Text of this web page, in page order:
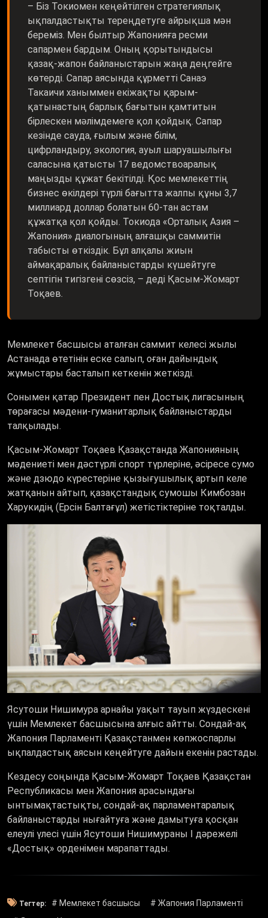
– Біз Токиомен кеңейтілген стратегиялық
ықпалдастықты тереңдетуге айрықша мән
береміз. Мен былтыр Жапонияға ресми
сапармен бардым. Оның қорытындысы
қазақ-жапон байланыстарын жаңа деңгейге
көтерді. Сапар аясында құрметті Санаэ
Такаичи ханыммен екіжақты қарым-
қатынастың барлық бағытын қамтитын
бірлескен мәлімдемеге қол қойдық. Сапар
кезінде сауда, ғылым және білім,
цифрландыру, экология, ауыл шаруашылығы
саласына қатысты 17 ведомствоаралық
маңызды құжат бекітілді. Қос мемлекеттің
бизнес өкілдері түрлі бағытта жалпы құны 3,7
миллиард доллар болатын 60-тан астам
құжатқа қол қойды. Токиода «Орталық Азия –
Жапония» диалогының алғашқы саммитін
табысты өткіздік. Бұл алқалы жиын
аймақаралық байланыстарды күшейтуге
септігін тигізгені сөзсіз, – деді Қасым-Жомарт
Тоқаев.
Мемлекет басшысы аталған саммит келесі жылы
Астанада өтетінін еске салып, оған дайындық
жұмыстары басталып кеткенін жеткізді.
Сонымен қатар Президент пен Достық лигасының
төрағасы мәдени-гуманитарлық байланыстарды
талқылады.
Қасым-Жомарт Тоқаев Қазақстанда Жапонияның
мәдениеті мен дәстүрлі спорт түрлеріне, әсіресе сумо
және дзюдо күрестеріне қызығушылық артып келе
жатқанын айтып, қазақстандық сумошы Кимбозан
Харукидің (Ерсін Балтағұл) жетістіктеріне тоқталды.
Ясутоши Нишимура арнайы уақыт тауып жүздескені
үшін Мемлекет басшысына алғыс айтты. Сондай-ақ
Жапония Парламенті Қазақстанмен көпжоспарлы
ықпалдастық аясын кеңейтуге дайын екенін растады.
Кездесу соңында Қасым-Жомарт Тоқаев Қазақстан
Республикасы мен Жапония арасындағы
ынтымақтастықты, сондай-ақ парламентаралық
байланыстарды нығайтуға және дамытуға қосқан
елеулі үлесі үшін Ясутоши Нишимураны І дәрежелі
«Достық» орденімен марапаттады.
Тегтер: # Мемлекет басшысы
# Жапония Парламенті